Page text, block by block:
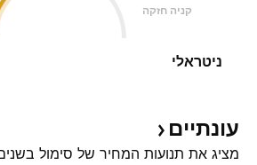
קניה חזקה
ניטראלי
עונתיים
מציג את תנועות המחיר של סימול